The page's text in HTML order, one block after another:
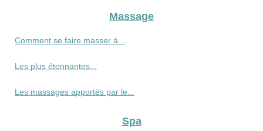
Massage
Comment se faire masser à...
Les plus étonnantes...
Les massages apportés par le...
Spa